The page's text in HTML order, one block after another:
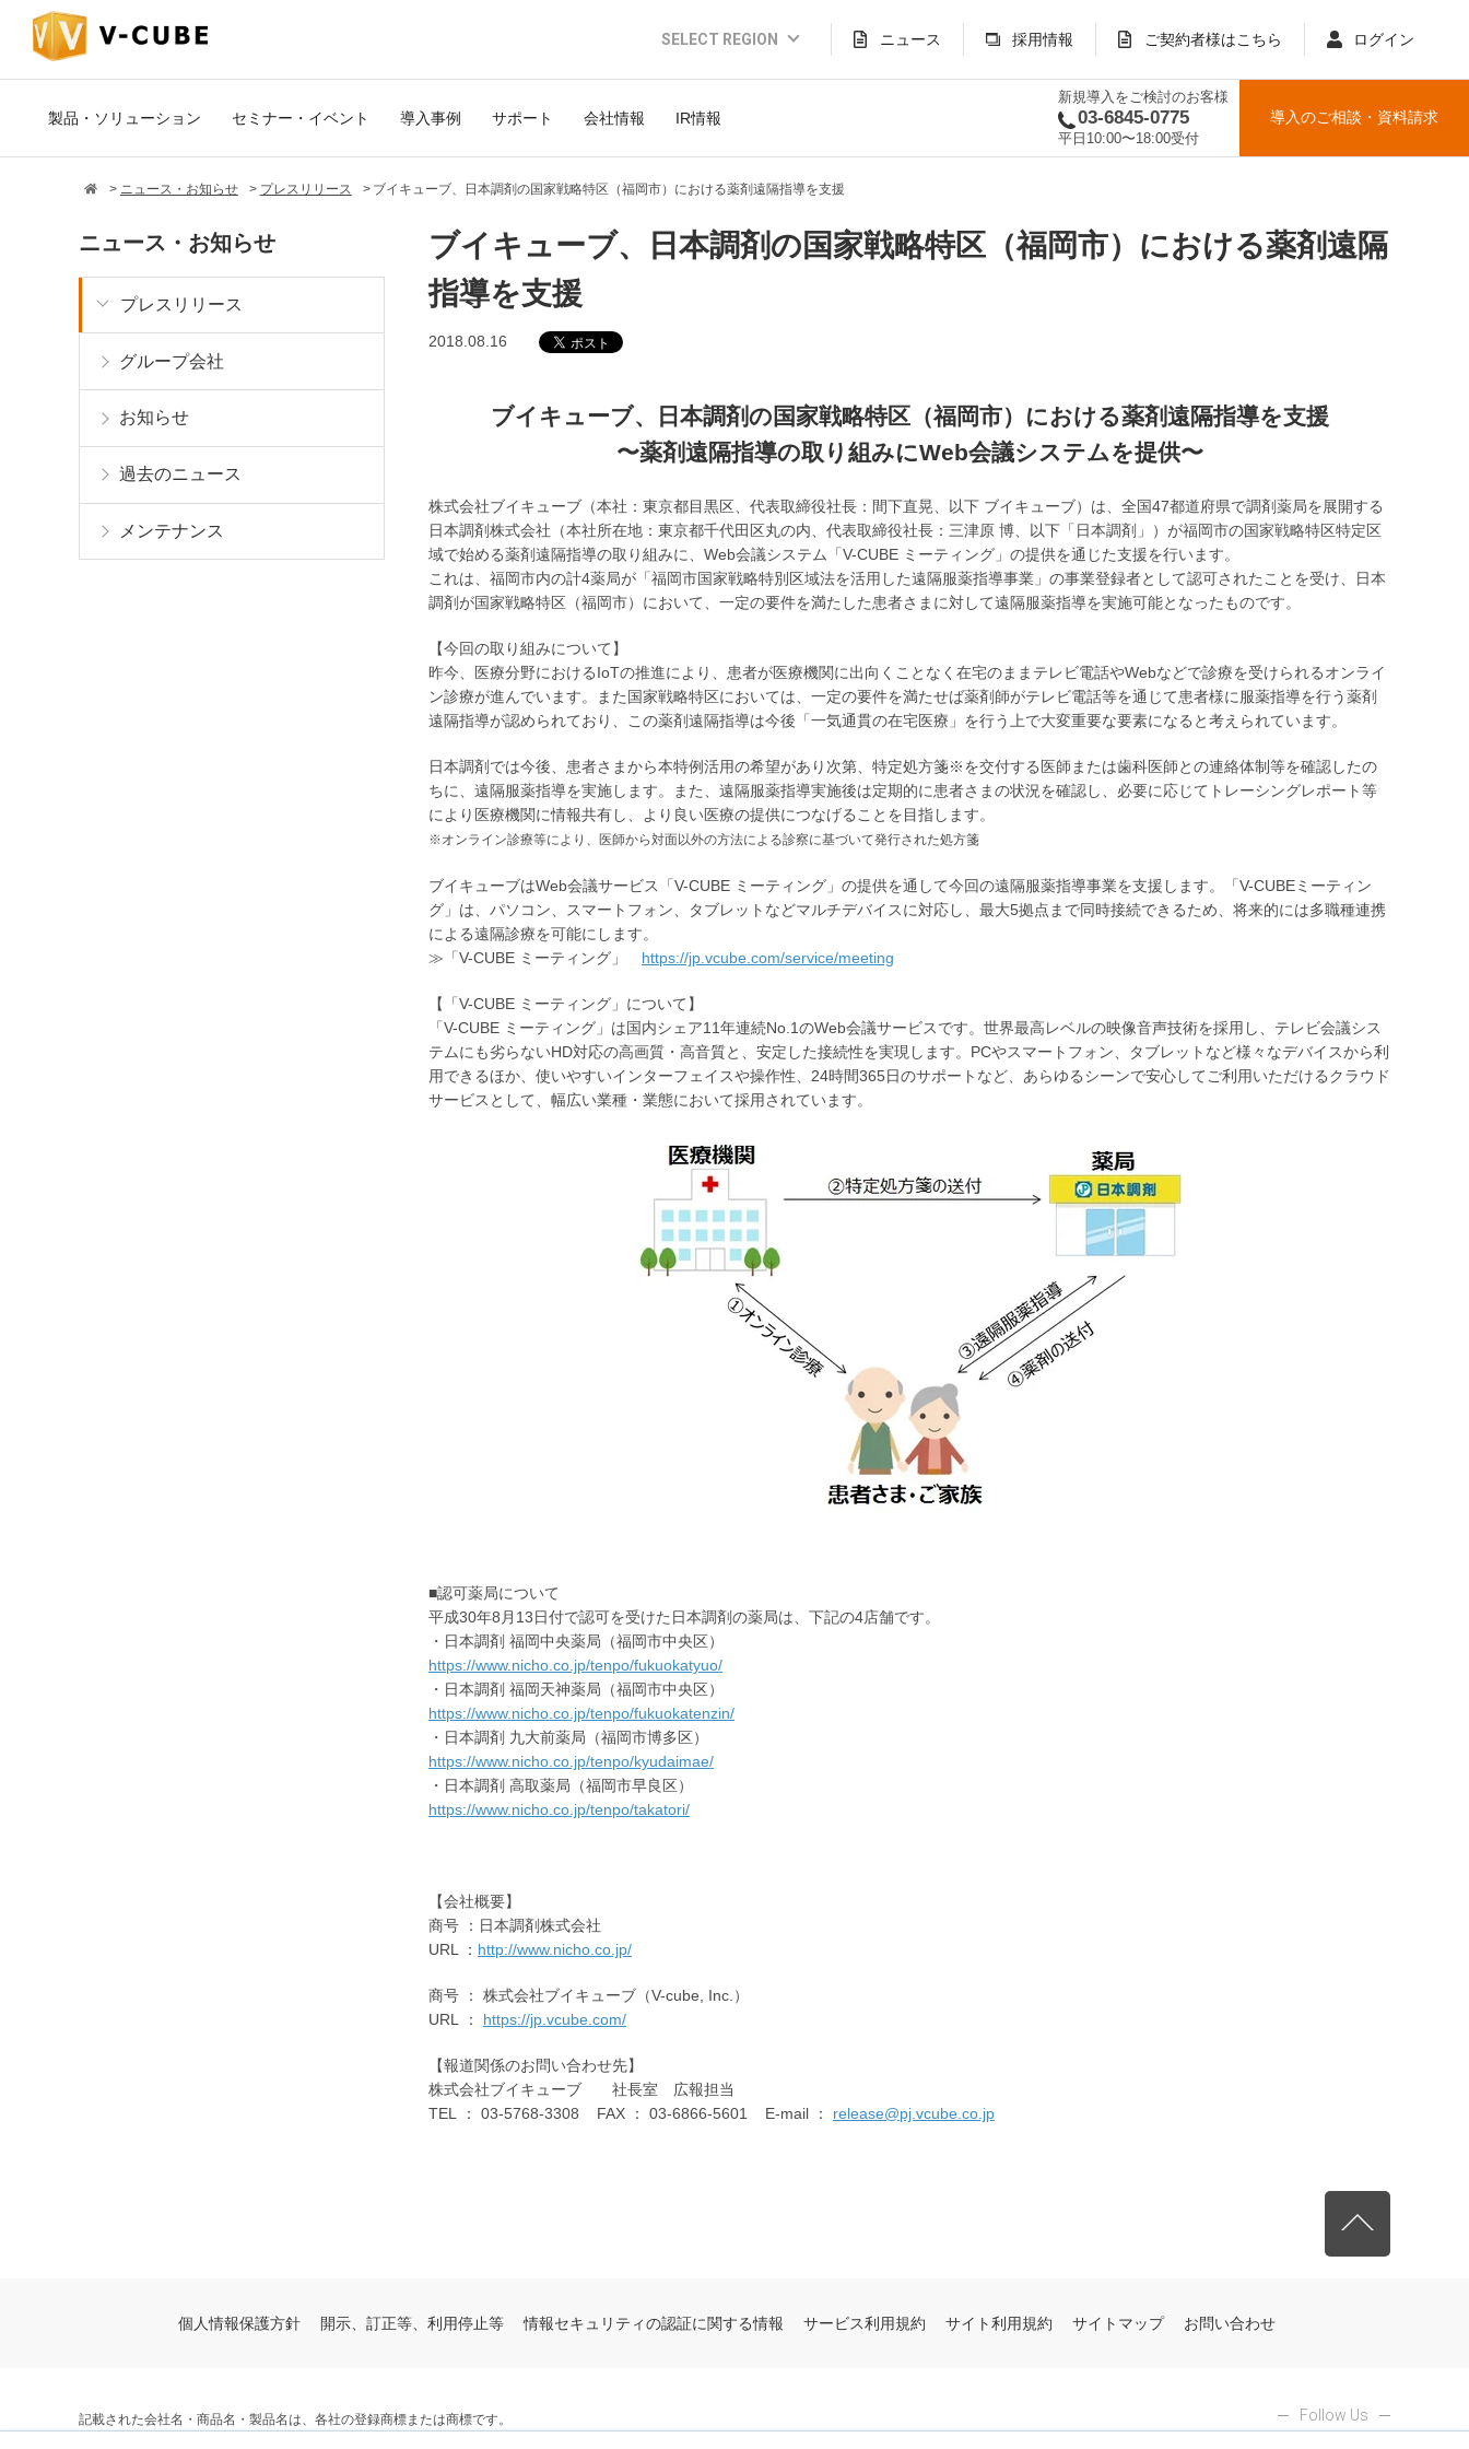
SELECT REGION
Global Website (English)
JAPAN (日本語)
INDONESIA (Bahasa)
ニュース 採用情報 ご契約者様はこちら ログイン
製品・ソリューション セミナー・イベント 導入事例 サポート 会社情報 IR情報
新規導入をご検討のお客様
03-6845-0775
平日10:00〜18:00受付
導入のご相談 ・ 資料請求
ニュース・お知らせ プレスリリース ブイキューブ、日本調剤の国家戦略特区（福岡市）における薬剤遠隔指導を支援
ブイキューブ、日本調剤の国家戦略特区（福岡市）における薬剤遠隔
指導を支援
2018.08.16
ブイキューブ、日本調剤の国家戦略特区（福岡市）における薬剤遠隔指導を支援
〜薬剤遠隔指導の取り組みにWeb会議システムを提供〜
株式会社ブイキューブ（本社：東京都目黒区、代表取締役社長：間下直晃、以下 ブイキューブ）は、全国47都道府県で調剤薬局を展開する
日本調剤株式会社（本社所在地：東京都千代田区丸の内、代表取締役社長：三津原 博、以下「日本調剤」）が福岡市の国家戦略特区特定区
域で始める薬剤遠隔指導の取り組みに、Web会議システム「V-CUBE ミーティング」の提供を通じた支援を行います。
これは、福岡市内の計4薬局が「福岡市国家戦略特別区域法を活用した遠隔服薬指導事業」の事業登録者として認可されたことを受け、日本
調剤が国家戦略特区（福岡市）において、一定の要件を満たした患者さまに対して遠隔服薬指導を実施可能となったものです。
【今回の取り組みについて】
昨今、医療分野におけるIoTの推進により、患者が医療機関に出向くことなく在宅のままテレビ電話やWebなどで診療を受けられるオンライ
ン診療が進んでいます。また国家戦略特区においては、一定の要件を満たせば薬剤師がテレビ電話等を通じて患者様に服薬指導を行う薬剤
遠隔指導が認められており、この薬剤遠隔指導は今後「一気通貫の在宅医療」を行う上で大変重要な要素になると考えられています。
日本調剤では今後、患者さまから本特例活用の希望があり次第、特定処方箋※を交付する医師または歯科医師との連絡体制等を確認したの
ちに、遠隔服薬指導を実施します。また、遠隔服薬指導実施後は定期的に患者さまの状況を確認し、必要に応じてトレーシングレポート等
により医療機関に情報共有し、より良い医療の提供につなげることを目指します。
※オンライン診療等により、医師から対面以外の方法による診察に基づいて発行された処方箋
ブイキューブはWeb会議サービス「V-CUBE ミーティング」の提供を通して今回の遠隔服薬指導事業を支援します。「V-CUBEミーティン
グ」は、パソコン、スマートフォン、タブレットなどマルチデバイスに対応し、最大5拠点まで同時接続できるため、将来的には多職種連携
による遠隔診療を可能にします。
≫「V-CUBE ミーティング」 https://jp.vcube.com/service/meeting
【「V-CUBE ミーティング」について】
「V-CUBE ミーティング」は国内シェア11年連続No.1のWeb会議サービスです。世界最高レベルの映像音声技術を採用し、テレビ会議シス
テムにも劣らないHD対応の高画質・高音質と、安定した接続性を実現します。PCやスマートフォン、タブレットなど様々なデバイスから利
用できるほか、使いやすいインターフェイスや操作性、24時間365日のサポートなど、あらゆるシーンで安心してご利用いただけるクラウド
サービスとして、幅広い業種・業態において採用されています。
■認可薬局について
平成30年8月13日付で認可を受けた日本調剤の薬局は、下記の4店舗です。
・日本調剤 福岡中央薬局（福岡市中央区）
https://www.nicho.co.jp/tenpo/fukuokatyuo/
・日本調剤 福岡天神薬局（福岡市中央区）
https://www.nicho.co.jp/tenpo/fukuokatenzin/
・日本調剤 九大前薬局（福岡市博多区）
https://www.nicho.co.jp/tenpo/kyudaimae/
・日本調剤 高取薬局（福岡市早良区）
https://www.nicho.co.jp/tenpo/takatori/
【会社概要】
商号 ：日本調剤株式会社
URL ： http://www.nicho.co.jp/
商号 ： 株式会社ブイキューブ（V-cube, Inc.）
URL ： https://jp.vcube.com/
【報道関係のお問い合わせ先】
株式会社ブイキューブ 社長室 広報担当
TEL ： 03-5768-3308 FAX ： 03-6866-5601 E-mail ： release@pj.vcube.co.jp
ニュース・お知らせ
プレスリリース
グループ会社
お知らせ
過去のニュース
メンテナンス
個人情報保護方針 開示、訂正等、利用停止等 情報セキュリティの認証に関する情報 サービス利用規約 サイト利用規約 サイトマップ お問い合わせ
記載された会社名・商品名・製品名は、各社の登録商標または商標です。
Follow Us